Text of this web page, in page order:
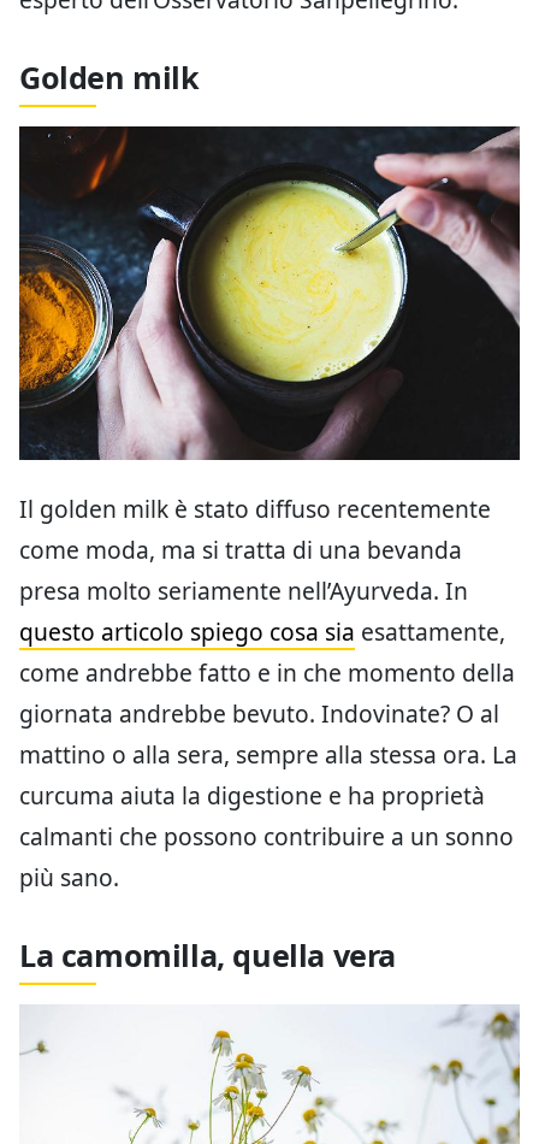
Golden milk
Il golden milk è stato diffuso recentemente
come moda, ma si tratta di una bevanda
presa molto seriamente nell’Ayurveda. In
questo articolo spiego cosa sia esattamente,
come andrebbe fatto e in che momento della
giornata andrebbe bevuto. Indovinate? O al
mattino o alla sera, sempre alla stessa ora. La
curcuma aiuta la digestione e ha proprietà
calmanti che possono contribuire a un sonno
più sano.
La camomilla, quella vera